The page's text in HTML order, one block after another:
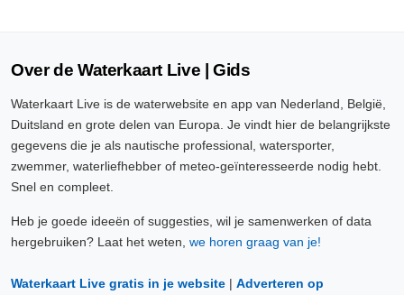
Over de Waterkaart Live | Gids
Waterkaart Live is de waterwebsite en app van Nederland, België,
Duitsland en grote delen van Europa. Je vindt hier de belangrijkste
gegevens die je als nautische professional, watersporter,
zwemmer, waterliefhebber of meteo-geïnteresseerde nodig hebt.
Snel en compleet.
Heb je goede ideeën of suggesties, wil je samenwerken of data
hergebruiken? Laat het weten, we horen graag van je!
Waterkaart Live gratis in je website | Adverteren op